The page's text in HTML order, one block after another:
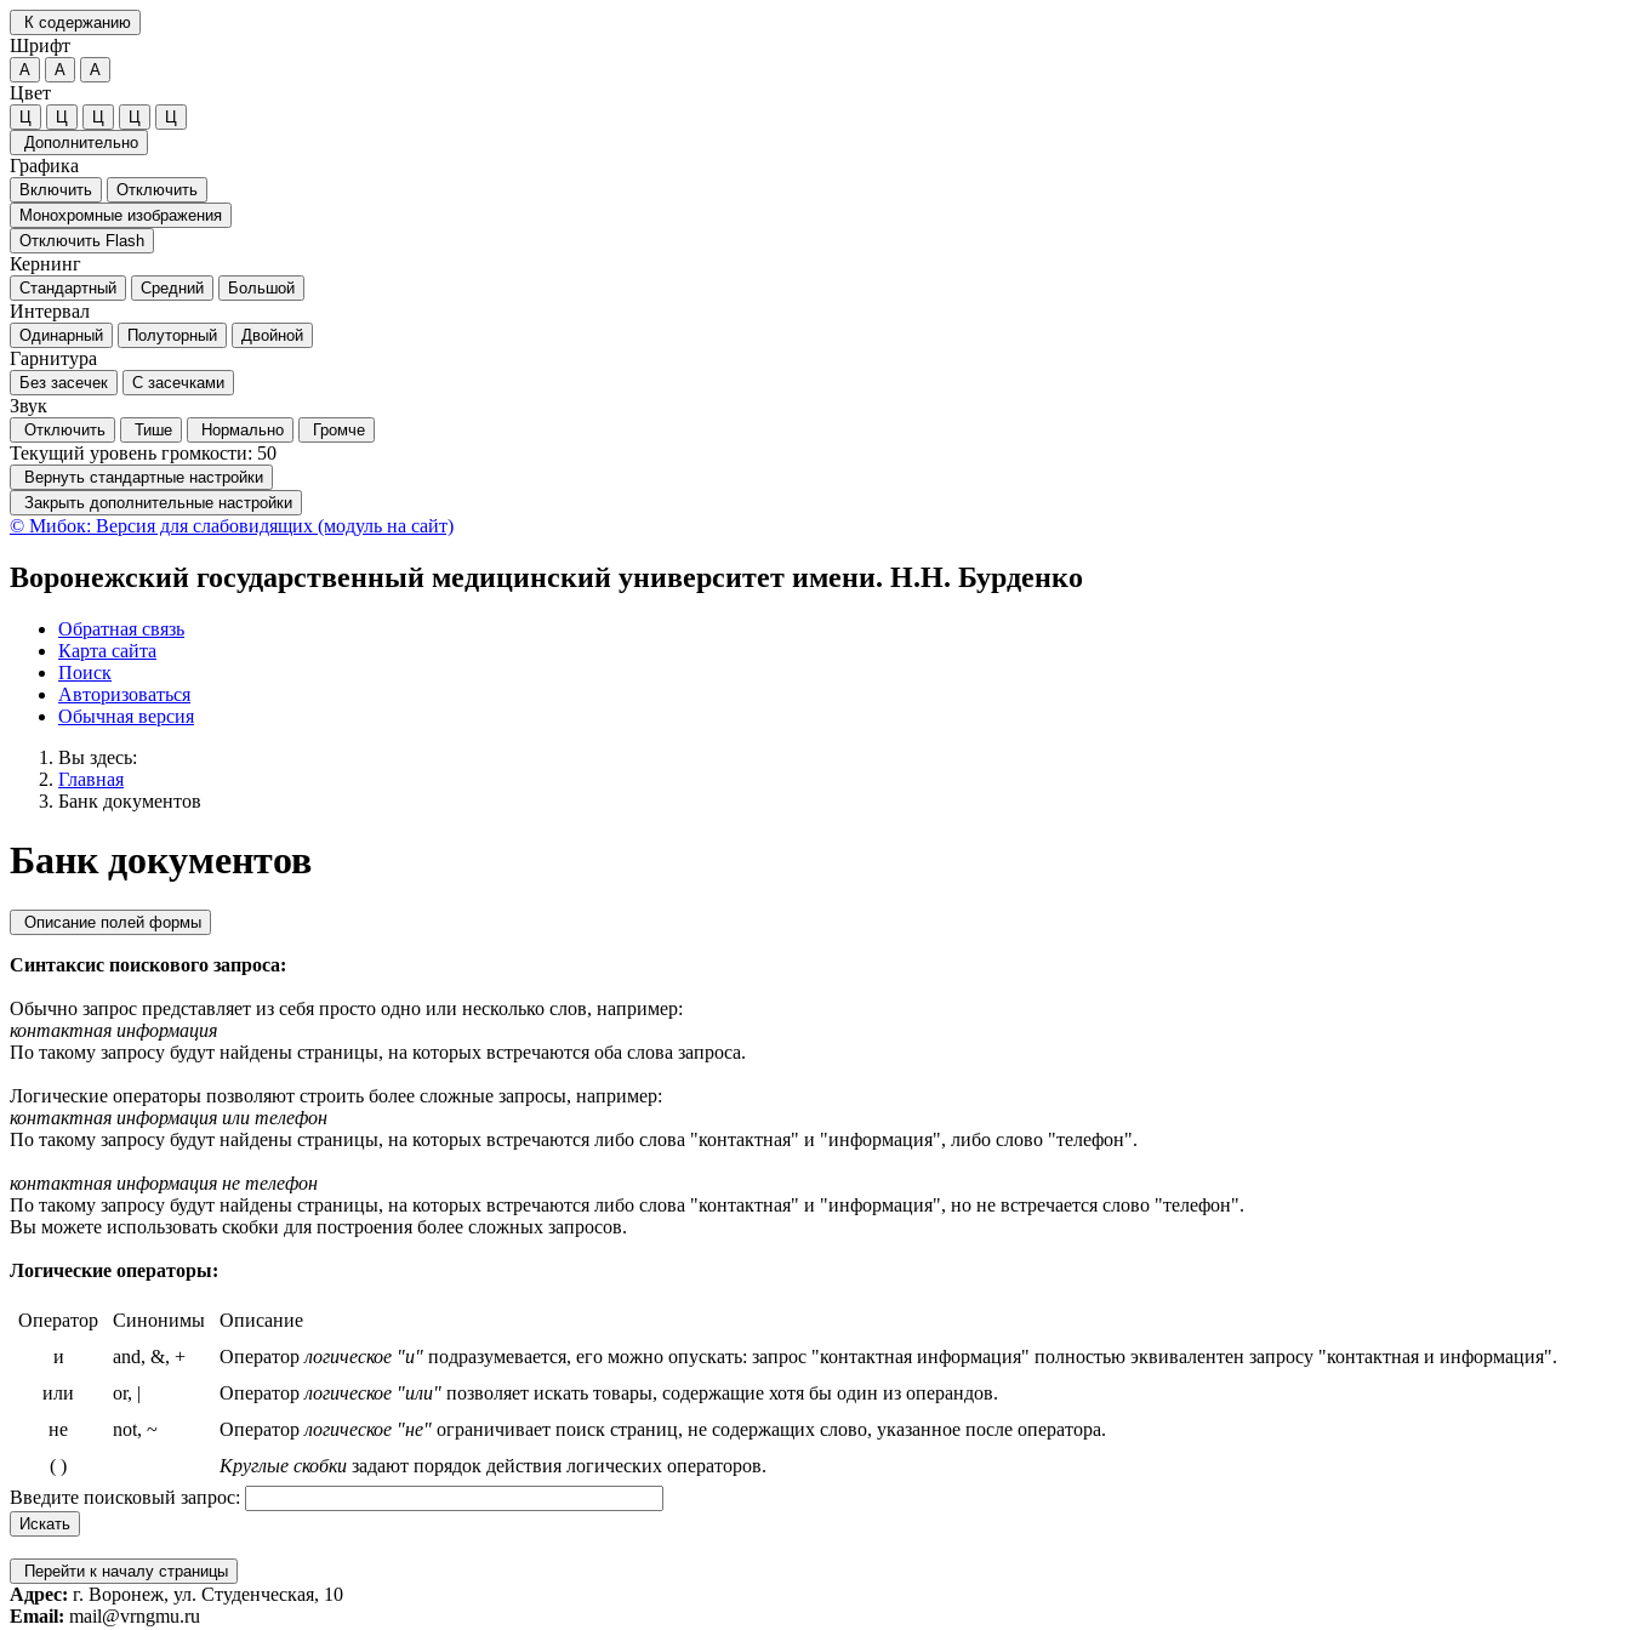
К содержанию
Шрифт
А А А
Цвет
Ц Ц Ц Ц
Ц
Дополнительно
Графика
Включить
Отключить
Монохромные изображения
Отключить Flash
Кернинг
Стандартный Средний Большой
Интервал
Одинарный Полуторный Двойной
Гарнитура
Без засечек С засечками
Звук
Отключить Тише Нормально Громче
Текущий уровень громкости: 50
Вернуть стандартные настройки
Закрыть дополнительные настройки
© Мибок: Версия для слабовидящих (модуль на сайт)
Воронежский государственный медицинский университет имени. Н.Н. Бурденко
Обратная связь
Карта сайта
Поиск
Авторизоваться
Обычная версия
Вы здесь:
Главная
Банк документов
Банк документов
Описание полей формы
Синтаксис поискового запроса:
Обычно запрос представляет из себя просто одно или несколько слов, например:
контактная информация
По такому запросу будут найдены страницы, на которых встречаются оба слова запроса.
Логические операторы позволяют строить более сложные запросы, например:
контактная информация или телефон
По такому запросу будут найдены страницы, на которых встречаются либо слова "контактная" и "информация", либо слово "телефон".
контактная информация не телефон
По такому запросу будут найдены страницы, на которых встречаются либо слова "контактная" и "информация", но не встречается слово "телефон".
Вы можете использовать скобки для построения более сложных запросов.
Логические операторы:
Оператор Синонимы
Описание
и
and, &, + Оператор логическое "и" подразумевается, его можно опускать: запрос "контактная информация" полностью эквивалентен запросу "контактная и информация".
или
or, | Оператор логическое "или" позволяет искать товары, содержащие хотя бы один из операндов.
не
not, ~ Оператор логическое "не" ограничивает поиск страниц, не содержащих слово, указанное после оператора.
( )
Круглые скобки задают порядок действия логических операторов.
Введите поисковый запрос:
Перейти к началу страницы
Адрес: г. Воронеж, ул. Студенческая, 10
Email: mail@vrngmu.ru